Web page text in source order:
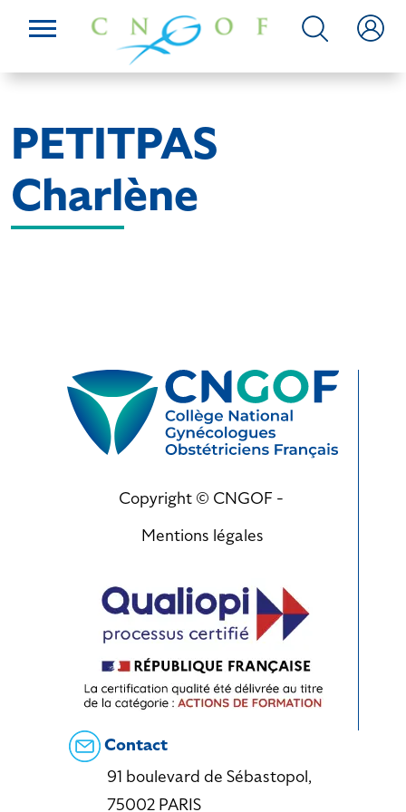
PETITPAS
Charlène
Copyright © CNGOF -
Mentions légales
Contact
91 boulevard de Sébastopol,
75002 PARIS